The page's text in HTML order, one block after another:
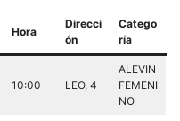
Hora
Direcci
ón
Catego
ría
10:00 LEO, 4
ALEVIN
FEMENI
NO